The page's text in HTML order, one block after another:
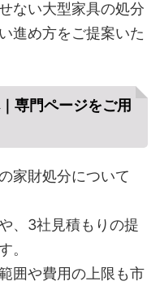
ない大型家具の処分
進め方をご提案いた
専門ページをご用
家財処分について
、3社見積もりの提
。
囲や費用の上限も市